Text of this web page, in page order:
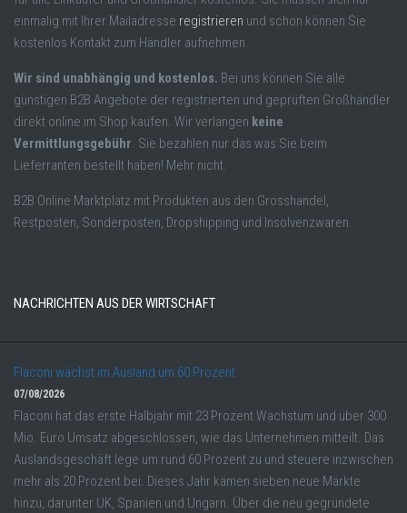
einmalig mit Ihrer Mailadresse registrieren und schon können Sie
kostenlos Kontakt zum Händler aufnehmen.
Wir sind unabhängig und kostenlos. Bei uns können Sie alle
günstigen B2B Angebote der registrierten und geprüften Großhändler
direkt online im Shop kaufen. Wir verlangen keine
Vermittlungsgebühr. Sie bezahlen nur das was Sie beim
Lieferranten bestellt haben! Mehr nicht.
B2B Online Marktplatz mit Produkten aus den Grosshandel,
Restposten, Sonderposten, Dropshipping und Insolvenzwaren.
NACHRICHTEN AUS DER WIRTSCHAFT
Flaconi wächst im Ausland um 60 Prozent
07/08/2026
Flaconi hat das erste Halbjahr mit 23 Prozent Wachstum und über 300
Mio. Euro Umsatz abgeschlossen, wie das Unternehmen mitteilt. Das
Auslandsgeschäft lege um rund 60 Prozent zu und steuere inzwischen
mehr als 20 Prozent bei. Dieses Jahr kämen sieben neue Märkte
hinzu, darunter UK, Spanien und Ungarn. Über die neu gegründete